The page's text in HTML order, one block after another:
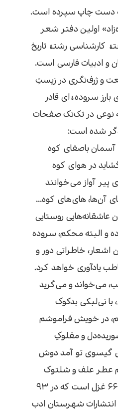
به دست چاپ سپرده است.
اولین دفتر شعر
کارشناسی رشتۀ تاریخ
و ادبیات فارسی است.
و ژرف‌نگری در زیستِ
بارز سروده‌ۀای قادر
نوعی در تک‌تک صفحات
شده است:
باصفای کوه
در هوای کوه
پیر آواز می‌خوانند
آن‌ها، های‌های کوه...
عاشقانه‌هایی روستایی
و البته محکم، سروده
اشعار، خاطراتی دور و
یادآوری خواهد کرد.
می‌خواند و می‌گرید
با نی‌لبکی بدکوک
در خویش فراموشم
شوریده‌دل و مفلوکِ
گیسوی تو آمد دوش
عطر علف و شلتوک
این مجموعه شامل ۶۶ غزل است که در ۹۳
شهرستان ادب